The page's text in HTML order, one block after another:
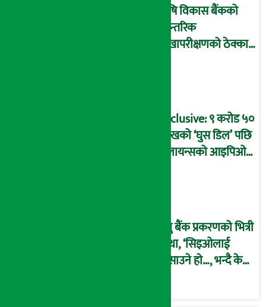
कृषि विकास बैंकको
आन्तरिक
लेखापरीक्षणको ठेक्का
आरोप !
Exclusive: ९ करोड ५०
लाखको ‘घुस डिल’ पछि
रिलायन्सको आइपिओ
प्रभु बैंक प्रकरणको भित्री
कथा, ‘सिइओलाई
फसाउने हो…, भन्दै के